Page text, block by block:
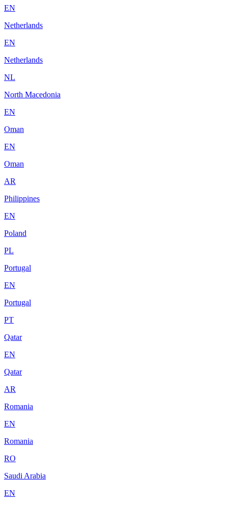
EN
Netherlands
EN
Netherlands
NL
North Macedonia
EN
Oman
EN
Oman
AR
Philippines
EN
Poland
PL
Portugal
EN
Portugal
PT
Qatar
EN
Qatar
AR
Romania
EN
Romania
RO
Saudi Arabia
EN